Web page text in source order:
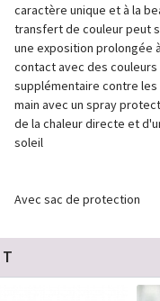
caractère unique et à la
transfert de couleur peut
une exposition prolongée
contact avec des
supplémentaire contre
main avec un spray
de la chaleur directe et
soleil
Avec sac de protection